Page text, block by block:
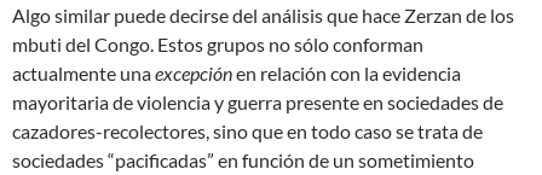
Algo similar puede decirse del análisis que hace Zerzan de los
mbuti del Congo. Estos grupos no sólo conforman
actualmente unaexcepciónen relación con la evidencia
mayoritaria de violencia y guerra presente en sociedades de
cazadores-recolectores, sino que en todo caso se trata de
sociedades “pacificadas” en función de un sometimiento